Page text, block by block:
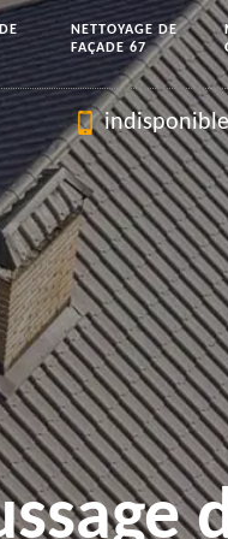
NETTOYAGE DE
FAÇADE 67
indisponible